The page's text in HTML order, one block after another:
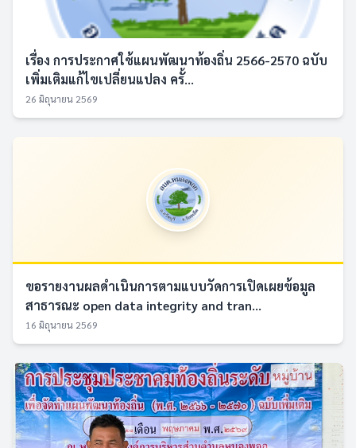
เรื่อง การประกาศใช้แผนพัฒนาท้องถิ่น 2566-2570 ฉบับ
เพิ่มเติมแก้ไขเปลี่ยนแปลง ครั้...
26 มิถุนายน 2569
ขอรายงานผลดำเนินการตามแบบวัดการเปิดเผยข้อมูล
สาธารณะ open data integrity and tran...
16 มิถุนายน 2569